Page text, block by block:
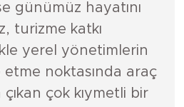
günümüz hayatını
turizme katkı
yerel yönetimlerin
noktasında araç
çıkan çok kıymetli bir